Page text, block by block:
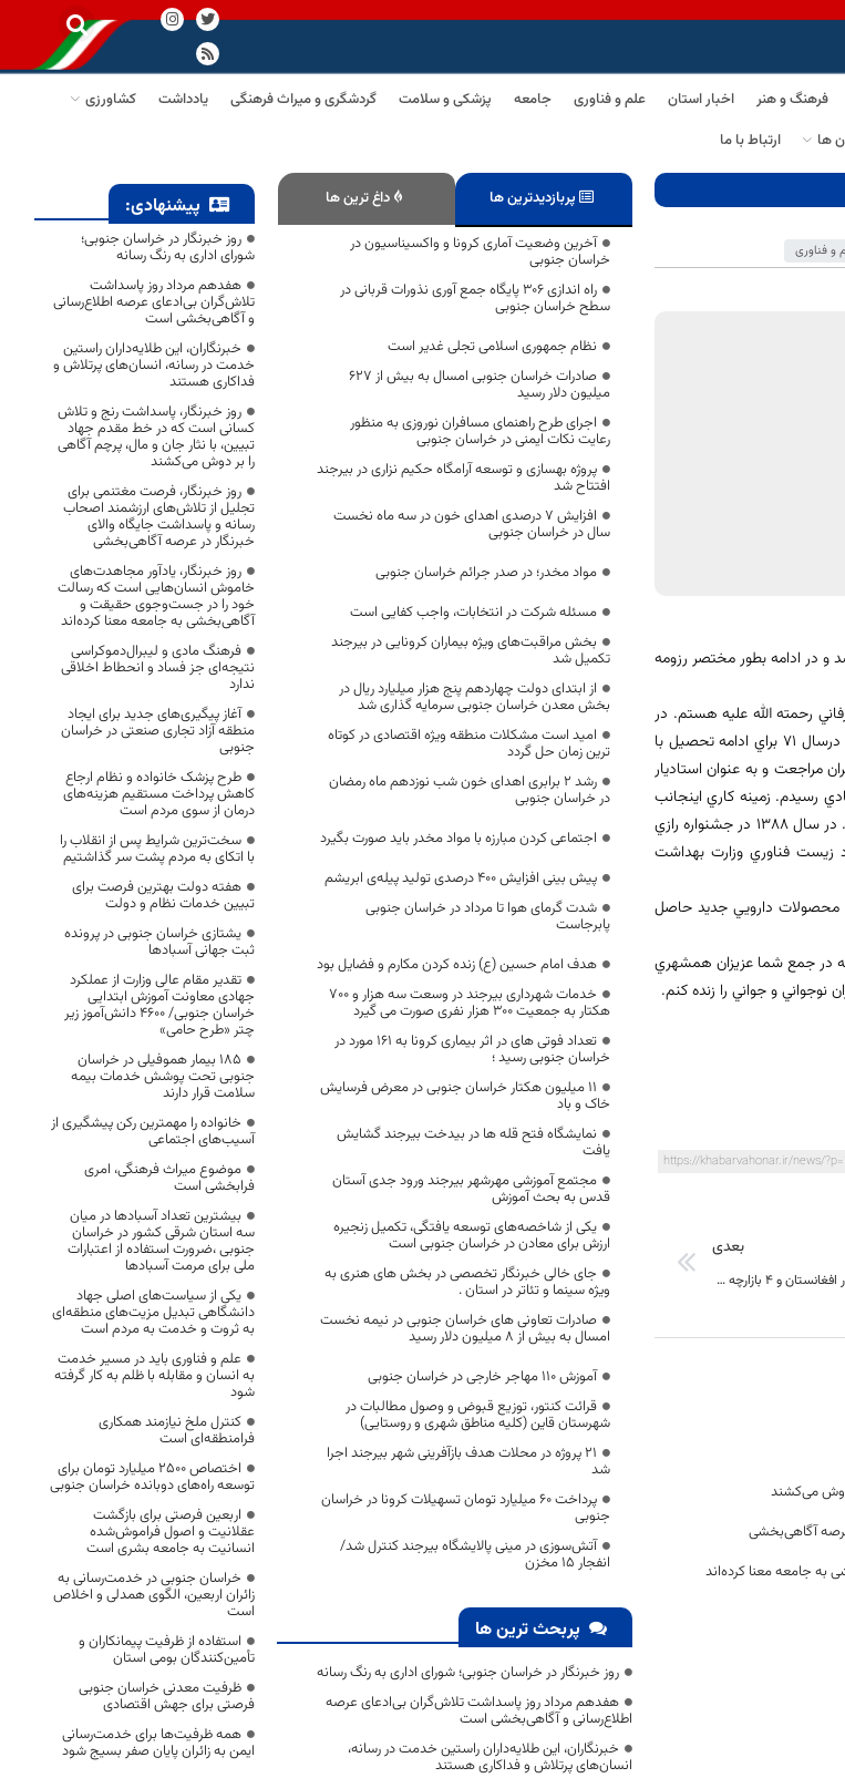
فرهنگ و هنر اخبار استان علم و فناوری جامعه پزشکی و سلامت گردشگری و میراث فرهنگی یادداشت
کشاورزی
ها
ارتباط با ما
و فناوری
و در ادامه بطور مختصر رزومه
رحمته الله علیه هستم. در
سال ٦٢ در مقطع دكتري رشته داروسازي دانشگاه علوم پزشكي مشهد شروع به تحصيل نمودم و سپس درسال ٧١ براي ادامه تحصيل با
بهداشت به كانادا عزيمت كردم. پس از اخذ مدرك دكتري تخصصي در سال ٧٥ به ايران مراجعت و به عنوان استاديار
رتبه دانشياري و بعد استادي رسيدم. زمينه كاري اينجانب
نانو فناوري و زيست فناوري است و تا كنون بالغ بر ٢٥٠ مقاله در مجلات معتبر بين المللي منتشر كرده ام. در سال ١٣٨٨ در جشنواره رازي
فناوري وزارت بهداشت
محصولات دارويي جديد حاصل
در جمع شما عزيزان همشهري
و جواني را زنده كنم.
https://khabarvahonar.ir/news/
بعدی
وجودحدود ۴۰۰ کیلومتر مرز مشترک با کشور افغانستان و ۴ بازارچه مشترک ، از ویژگی های منحصر به فرد استان خراسان جنوبی
دوش می‌کشند
عرصه آگاهی‌بخشی
جامعه معنا کرده‌اند
پربازدیدترین ها داغ ترین ها
آخرین وضعیت آماری کرونا و واکسیناسیون در
خراسان جنوبی
راه اندازی 306 پایگاه جمع آوری نذورات قربانی در
سطح خراسان جنوبی
نظام جمهوری اسلامی تجلی غدیر است
صادرات خراسان جنوبی امسال به بیش از ۶۲۷
میلیون دلار رسید
اجرای طرح راهنمای مسافران نوروزی به منظور
رعایت نکات ایمنی در خراسان جنوبی
پروژه بهسازی و توسعه آرامگاه حکیم‌ نزاری در بیرجند
افتتاح شد
افزایش ۷ درصدی اهدای خون در سه ماه نخست
سال در خراسان جنوبی
مواد مخدر؛ در صدر جرائم خراسان جنوبی
مسئله شرکت در انتخابات، واجب کفایی است
بخش مراقبت‌های ویژه بیماران کرونایی در بیرجند
تکمیل شد
از ابتدای دولت چهاردهم پنج هزار میلیارد ریال در
بخش معدن خراسان جنوبی سرمایه گذاری شد
امید است مشکلات منطقه ویژه اقتصادی در کوتاه
ترین زمان حل گردد
رشد ۲ برابری اهدای خون شب نوزدهم ماه رمضان
در خراسان جنوبی
اجتماعی کردن مبارزه با مواد مخدر باید صورت بگیرد
پیش بینی افزایش ۴۰۰ درصدی تولید پیله‌ی ابریشم
شدت گرمای هوا تا مرداد در خراسان جنوبی
پابرجاست
هدف امام حسین (ع) زنده کردن مکارم و فضایل بود
خدمات شهرداری بیرجند در وسعت سه هزار و ۷۰۰
هکتار به جمعیت ۳۰۰ هزار نفری صورت می گیرد
تعداد فوتی های در اثر بیماری کرونا به 161 مورد در
خراسان جنوبی رسید ؛
۱۱ میلیون هکتار خراسان جنوبی در معرض فرسایش
خاک و باد
نمایشگاه فتح قله ها در بیدخت بیرجند گشایش
یافت
مجتمع آموزشی مهرشهر بیرجند ورود جدی آستان
قدس به بحث آموزش
یکی از شاخصه‌های توسعه یافتگی، تکمیل زنجیره
ارزش برای معادن در خراسان جنوبی است
جای خالی خبرنگار تخصصی در بخش های هنری به
ویژه سینما و تئاتر در استان .
صادرات تعاونی های خراسان جنوبی در نیمه نخست
امسال به بیش از 8 میلیون دلار رسید
آموزش 110 مهاجر خارجی در خراسان جنوبی
قرائت کنتور، توزیع قبوض و وصول مطالبات در
شهرستان قاین (کلیه مناطق شهری و روستایی)
۲۱ پروژه در محلات هدف بازآفرینی شهر بیرجند اجرا
شد
پرداخت ۶۰ میلیارد تومان تسهیلات کرونا در خراسان
جنوبی
آتش‌سوزی در مینی پالایشگاه بیرجند کنترل شد/
انفجار ۱۵ مخزن
پربحث ترین ها
روز خبرنگار در خراسان جنوبی؛ شورای اداری به رنگ رسانه
هفدهم مرداد روز پاسداشت تلاش‌گران بی‌ادعای عرصه
اطلاع‌رسانی و آگاهی‌بخشی است
خبرنگاران، این طلایه‌داران راستین خدمت در رسانه،
انسان‌های پرتلاش و فداکاری هستند
پیشنهادی:
روز خبرنگار در خراسان جنوبی؛
شورای اداری به رنگ رسانه
هفدهم مرداد روز پاسداشت
تلاش‌گران بی‌ادعای عرصه اطلاع‌رسانی
و آگاهی‌بخشی است
خبرنگاران، این طلایه‌داران راستین
خدمت در رسانه، انسان‌های پرتلاش و
فداکاری هستند
روز خبرنگار، پاسداشت رنج و تلاش
کسانی است که در خط مقدم جهاد
تبیین، با نثار جان و مال، پرچم آگاهی
را بر دوش می‌کشند
روز خبرنگار، فرصت مغتنمی برای
تجلیل از تلاش‌های ارزشمند اصحاب
رسانه و پاسداشت جایگاه والای
خبرنگار در عرصه آگاهی‌بخشی
روز خبرنگار، یادآور مجاهدت‌های
خاموش انسان‌هایی است که رسالت
خود را در جست‌وجوی حقیقت و
آگاهی‌بخشی به جامعه معنا کرده‌اند
فرهنگ مادی و لیبرال‌دموکراسی
نتیجه‌ای جز فساد و انحطاط اخلاقی
ندارد
آغاز پیگیری‌های جدید برای ایجاد
منطقه آزاد تجاری صنعتی در خراسان
جنوبی
طرح پزشک خانواده و نظام ارجاع
کاهش پرداخت مستقیم هزینه‌های
درمان از سوی مردم است
سخت‌ترین شرایط پس از انقلاب را
با اتکای به مردم پشت سر گذاشتیم
هفته دولت بهترین فرصت برای
تبیین خدمات نظام و دولت
یشتازی خراسان جنوبی در پرونده
ثبت جهانی آسبادها
تقدیر مقام عالی وزارت از عملکرد
جهادی معاونت آموزش ابتدایی
خراسان جنوبی/ ۴۶۰۰ دانش‌آموز زیر
چتر «طرح حامی»
۱۸۵ بیمار هموفیلی در خراسان
جنوبی تحت پوشش خدمات بیمه
سلامت قرار دارند
خانواده را مهمترین رکن پیشگیری از
آسیب‌های اجتماعی
موضوع میراث فرهنگی، امری
فرابخشی است
بیشترین تعداد آسبادها در میان
سه استان شرقی کشور در خراسان
جنوبی ،ضرورت استفاده از اعتبارات
ملی برای مرمت آسبادها
یکی از سیاست‌های اصلی جهاد
دانشگاهی تبدیل مزیت‌های منطقه‌ای
به ثروت و خدمت به مردم است
علم و فناوری باید در مسیر خدمت
به انسان و مقابله با ظلم به کار گرفته
شود
کنترل ملخ نیازمند همکاری
فرامنطقه‌ای است
اختصاص 2500 میلیارد تومان برای
توسعه راه‌های دوبانده خراسان جنوبی
اربعین فرصتی برای بازگشت
عقلانیت و اصول فراموش‌شده
انسانیت به جامعه بشری است
خراسان جنوبی در خدمت‌رسانی به
زائران اربعین، الگوی همدلی و اخلاص
است
استفاده از ظرفیت پیمانکاران و
تأمین‌کنندگان بومی استان
ظرفیت معدنی خراسان جنوبی
فرصتی برای جهش اقتصادی
همه ظرفیت‌ها برای خدمت‌رسانی
ایمن به زائران پایان صفر بسیج شود